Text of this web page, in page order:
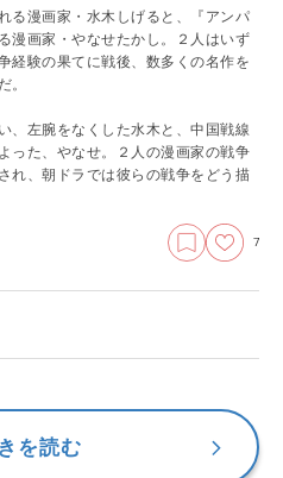
る漫画家・水木しげると、『アンパ
漫画家・やなせたかし。２人はいず
経験の果てに戦後、数多くの名作を
。
、左腕をなくした水木と、中国戦線
った、やなせ。２人の漫画家の戦争
れ、朝ドラでは彼らの戦争をどう描
7
を読む